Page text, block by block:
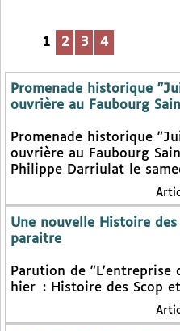
1 2 3 4
Promenade historique
ouvrière au Faubourg
Promenade historique
ouvrière au Faubourg
Philippe Darriulat le
Une nouvelle Histoire
paraitre
Parution de "L’entreprise
hier : Histoire des Scop